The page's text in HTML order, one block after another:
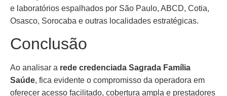
e laboratórios espalhados por São Paulo, ABCD, Cotia,
Osasco, Sorocaba e outras localidades estratégicas.
Conclusão
Ao analisar a rede credenciada Sagrada Família
Saúde, fica evidente o compromisso da operadora em
oferecer acesso facilitado, cobertura ampla e prestadores